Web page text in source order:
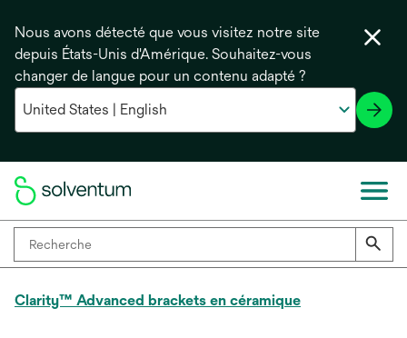
Nous avons détecté que vous visitez notre site
depuis États-Unis d'Amérique. Souhaitez-vous
changer de langue pour un contenu adapté ?
Clarity™ Advanced brackets en céramique